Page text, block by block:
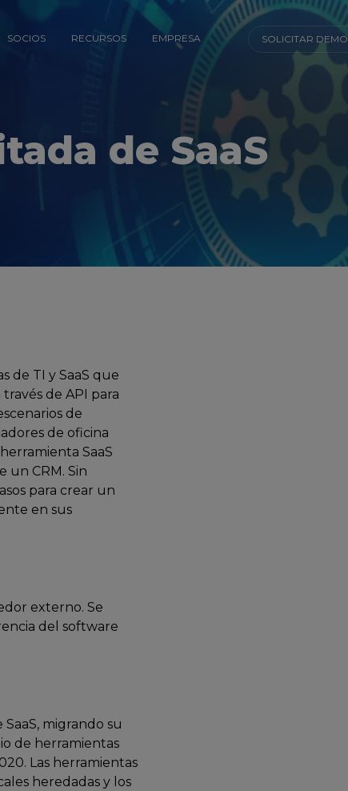
SOCIOS RECURSOS EMPRESA SOLICITAR DEMO
de SaaS
de TI y SaaS que
de API para
de
de oficina
SaaS
CRM. Sin
para crear un
en sus
externo. Se
del software
migrando su
de herramientas
Las herramientas
heredadas y los